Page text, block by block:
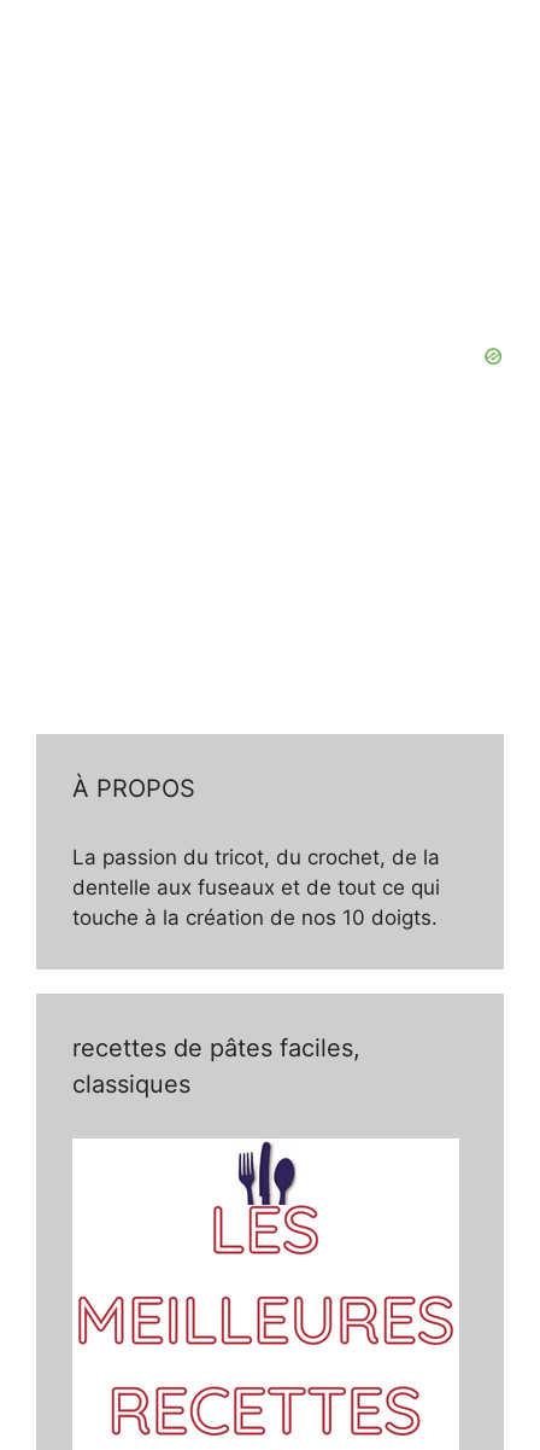
À PROPOS
La passion du tricot, du crochet, de la
dentelle aux fuseaux et de tout ce qui
touche à la création de nos 10 doigts.
recettes de pâtes faciles,
classiques